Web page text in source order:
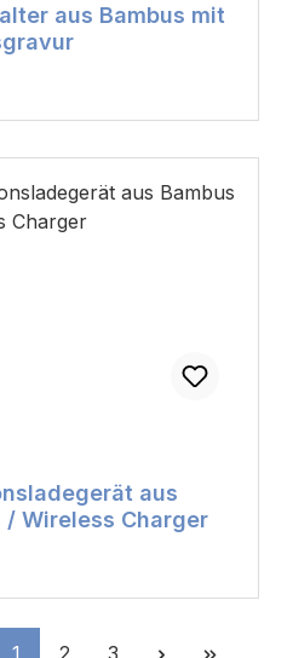
aus Bambus mit
Preis:
aus
/ Wireless Charger
Preis:
Seite Seite Seite